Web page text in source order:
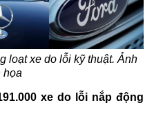
loạt xe do lỗi kỹ thuật. Ảnh
họa
xe do lỗi nắp động